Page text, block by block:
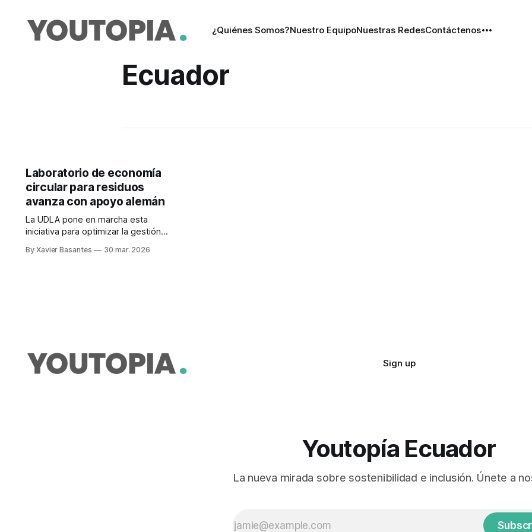
¿Quiénes Somos?Nuestro EquipoNuestras RedesContáctenos
Ecuador
Laboratorio de economía
circular para residuos
avanza con apoyo alemán
La UDLA pone en marcha esta
iniciativa para optimizar la gestión
laboratorio no solo analizará
By Xavier Basantes 30 mar. 2026
Sign up
Youtopía Ecuador
La nueva mirada sobre sostenibilidad e inclusión. Únete a